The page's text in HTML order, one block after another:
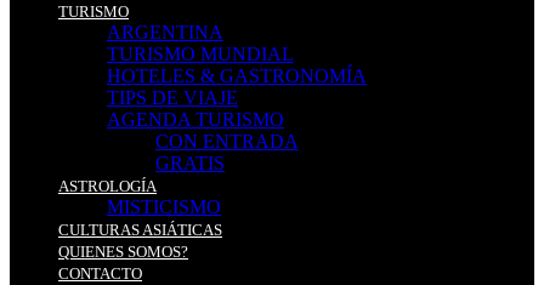
TURISMO
ARGENTINA
TURISMO MUNDIAL
HOTELES & GASTRONOMÍA
TIPS DE VIAJE
AGENDA TURISMO
CON ENTRADA
GRATIS
ASTROLOGÍA
MISTICISMO
CULTURAS ASIÁTICAS
QUIENES SOMOS?
CONTACTO